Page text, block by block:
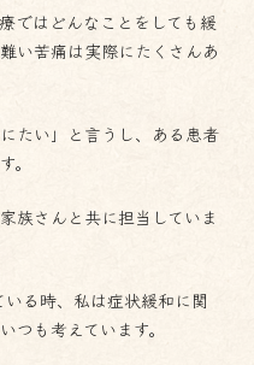
ではどんなことをしても緩
い苦痛は実際にたくさんあ
たい」と言うし、ある患者
。
族さんと共に担当していま
る時、私は症状緩和に関
つも考えています。